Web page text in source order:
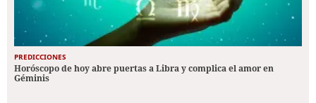
PREDICCIONES
Horóscopo de hoy abre puertas a Libra y complica el amor en
Géminis